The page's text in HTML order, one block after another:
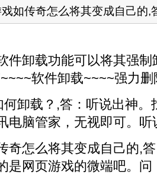
如传奇怎么将其变成自己的,
件卸载功能可以将其强
软件卸载~~~~强力
何卸载？,答：听说出神
电脑管家，无视即可。听
奇怎么将其变成自己的,
是网页游戏的微端吧。